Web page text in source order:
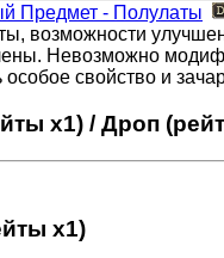
Предмет - Полулаты
возможности
Невозможно
особое свойство и
x1) / Дроп
x1)